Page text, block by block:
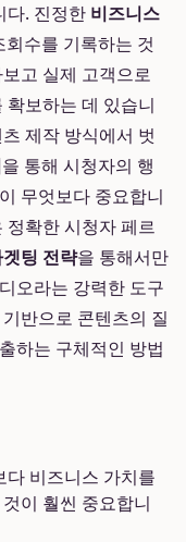
다. 진정한 비즈니스
수를 기록하는 것
고 실제 고객으로
보하는 데 있습니
제작 방식에서 벗
을 통해 시청자의 행
무엇보다 중요합니
정확한 시청자 페르
팅 전략을 통해서만
오라는 강력한 도구
반으로 콘텐츠의 질
하는 구체적인 방법
다 비즈니스 가치를
이 훨씬 중요합니